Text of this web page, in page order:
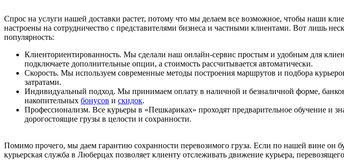
Спрос на услуги нашей доставки растет, потому что мы делаем все возможное, чтобы наши
настроены на сотрудничество с представителями бизнеса и частными клиентами. Вот лишь
популярность:
Клиенториентированность. Мы сделали наш онлайн-сервис простым и удобным для
подключаете дополнительные опции, а стоимость рассчитывается автоматически.
Скорость. Мы используем современные методы построения маршрутов и подбора
затратами.
Индивидуальный подход. Мы принимаем оплату в наличной и безналичной форме,
накопительных бонусов и скидок.
Профессионализм. Все курьеры в «Пешкариках» проходят предварительное обучение и
дорогостоящие грузы в целости и сохранности.
Помимо прочего, мы даем гарантию сохранности перевозимого груза. Если по нашей вине он
курьерская служба в Люберцах позволяет клиенту отслеживать движение курьера,